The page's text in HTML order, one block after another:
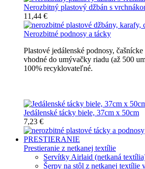
Nerozbitný plastový džbán s
11,44 €
Nerozbitné podnosy a tácky
Plastové jedálenské podnosy,
vhodné do umývačky riadu (až 500
100% recyklovateľné.
Jedálenské tácky biele, 37cm x 50cm
7,23 €
PRESTIERANIE
Prestieranie z netkanej textílie
Servítky Airlaid (netkaná
Šerpy na stôl z netkanej textílie